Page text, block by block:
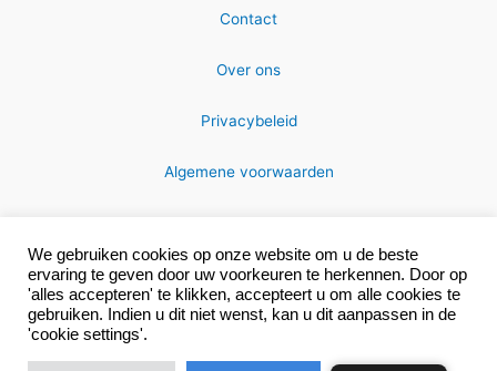
Contact
Over ons
Privacybeleid
Algemene voorwaarden
Copyright © 2026 MRC-technics
We gebruiken cookies op onze website om u de beste
ervaring te geven door uw voorkeuren te herkennen. Door op
'alles accepteren' te klikken, accepteert u om alle cookies te
gebruiken. Indien u dit niet wenst, kan u dit aanpassen in de
'cookie settings'.